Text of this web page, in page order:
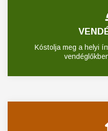
Kóstolja meg a helyi